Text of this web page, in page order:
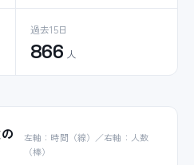
過去15日
866 人
左軸：時間（線）／右軸：人数
（棒）